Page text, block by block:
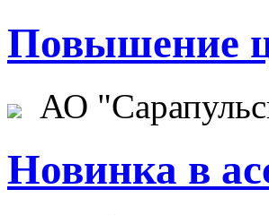
Повышение
АО
Новинка в